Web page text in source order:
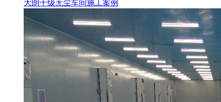
大朗千级无尘车间施工案例